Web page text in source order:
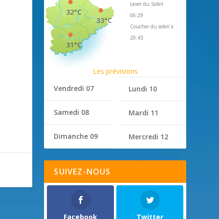
33°C
32°C
31°C
Lever du Soleil
06:29
Coucher du soleil à
20:43
Les prévisions
Vendredi 07
Samedi 08
Dimanche 09
Lundi 10
Mardi 11
Mercredi 12
SUIVEZ-NOUS
Facebook Twitter